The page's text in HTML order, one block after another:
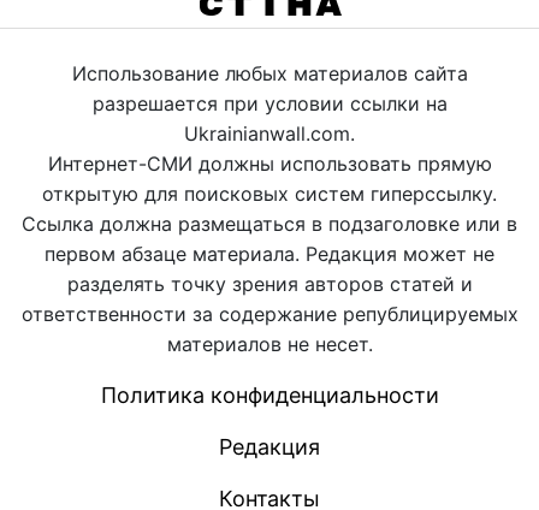
Использование любых материалов сайта
разрешается при условии ссылки на
Ukrainianwall.com.
Интернет-СМИ должны использовать прямую
открытую для поисковых систем гиперссылку.
Ссылка должна размещаться в подзаголовке или в
первом абзаце материала. Редакция может не
разделять точку зрения авторов статей и
ответственности за содержание републицируемых
материалов не несет.
Политика конфиденциальности
Редакция
Контакты